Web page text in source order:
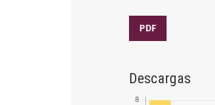
PDF
Descargas